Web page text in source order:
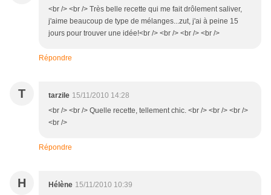
<br /> <br /> Très belle recette qui me fait drôlement saliver,
j'aime beaucoup de type de mélanges...zut, j'ai à peine 15
jours pour trouver une idée!<br /> <br /> <br /> <br />
Répondre
T tarzile 15/11/2010 14:28
<br /> <br /> Quelle recette, tellement chic. <br /> <br /> <br />
<br />
Répondre
H Hélène 15/11/2010 10:39